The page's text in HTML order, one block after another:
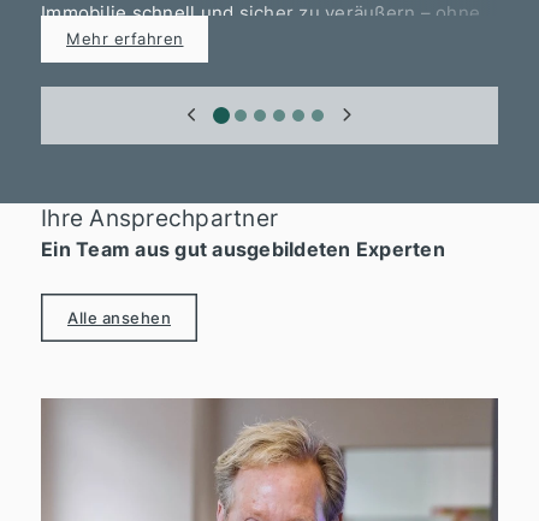
Immobilie schnell und sicher zu veräußern – ohne
unerwünschte Aufmerksamkeit.
Mehr erfahren
Ihre Ansprechpartner
Ein Team aus gut ausgebildeten Experten
Alle ansehen